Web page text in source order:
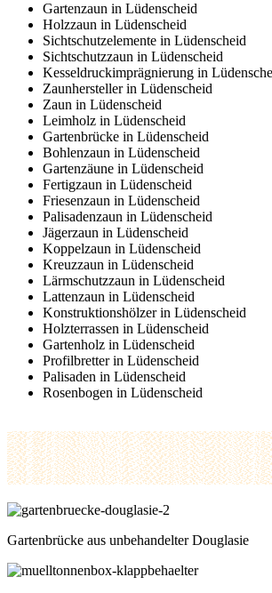
Gartenzaun in Lüdenscheid
Holzzaun in Lüdenscheid
Sichtschutzelemente in Lüdenscheid
Sichtschutzzaun in Lüdenscheid
Kesseldruckimprägnierung in
Zaunhersteller in Lüdenscheid
Zaun in Lüdenscheid
Leimholz in Lüdenscheid
Gartenbrücke in Lüdenscheid
Bohlenzaun in Lüdenscheid
Gartenzäune in Lüdenscheid
Fertigzaun in Lüdenscheid
Friesenzaun in Lüdenscheid
Palisadenzaun in Lüdenscheid
Jägerzaun in Lüdenscheid
Koppelzaun in Lüdenscheid
Kreuzzaun in Lüdenscheid
Lärmschutzzaun in Lüdenscheid
Lattenzaun in Lüdenscheid
Konstruktionshölzer in Lüdenscheid
Holzterrassen in Lüdenscheid
Gartenholz in Lüdenscheid
Profilbretter in Lüdenscheid
Palisaden in Lüdenscheid
Rosenbogen in Lüdenscheid
Gartenbrücke aus unbehandelter Douglasie